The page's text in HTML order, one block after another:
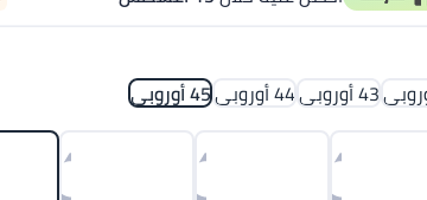
43 أوروبي 44 أوروبي 45 أوروبي